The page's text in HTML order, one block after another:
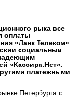
рыка все
оплаты
«Ланк Телеком»
социальный
«Кассира.Нет».
платежными
Петербурга с